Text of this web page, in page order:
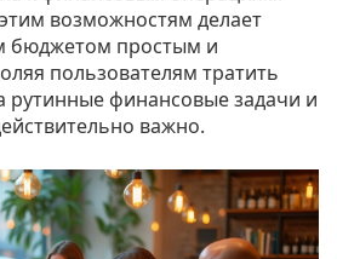
возможностям делает
бюджетом простым и
пользователям тратить
финансовые задачи и
важно.